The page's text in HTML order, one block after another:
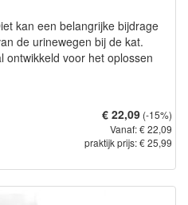
kan een belangrijke bijdrage
de urinewegen bij de kat.
ontwikkeld voor het oplossen
€ 22,09 (-15%)
Vanaf: € 22,09
praktijk prijs: € 25,99